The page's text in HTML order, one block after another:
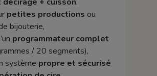
petites productions ou
bijouterie,
programmateur complet
/ 20 segments),
système propre et sécurisé